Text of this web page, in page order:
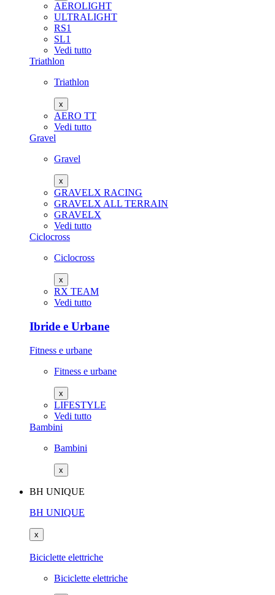
AEROLIGHT
ULTRALIGHT
RS1
SL1
Vedi tutto
Triathlon
Triathlon
x
AERO TT
Vedi tutto
Gravel
Gravel
x
GRAVELX RACING
GRAVELX ALL TERRAIN
GRAVELX
Vedi tutto
Ciclocross
Ciclocross
x
RX TEAM
Vedi tutto
Ibride e Urbane
Fitness e urbane
Fitness e urbane
x
LIFESTYLE
Vedi tutto
Bambini
Bambini
x
BH UNIQUE
BH UNIQUE
x
Biciclette elettriche
Biciclette elettriche